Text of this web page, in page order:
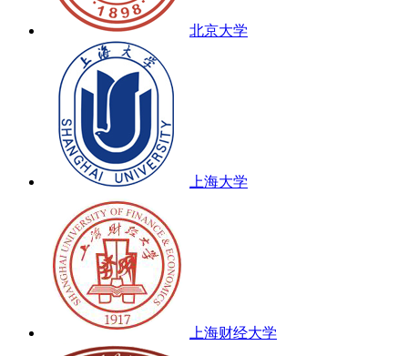
北京大学
上海大学
上海财经大学